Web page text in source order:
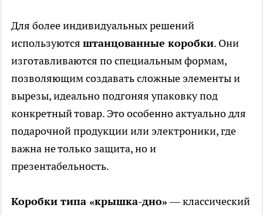
Для более индивидуальных решений
используются штанцованные коробки. Они
изготавливаются по специальным формам,
позволяющим создавать сложные элементы и
вырезы, идеально подгоняя упаковку под
конкретный товар. Это особенно актуально для
подарочной продукции или электроники, где
важна не только защита, но и
презентабельность.
Коробки типа «крышка-дно»— классический